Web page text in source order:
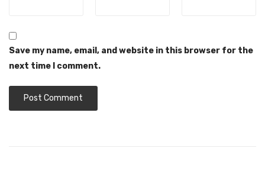
Save my name, email, and website in this browser for the
next time I comment.